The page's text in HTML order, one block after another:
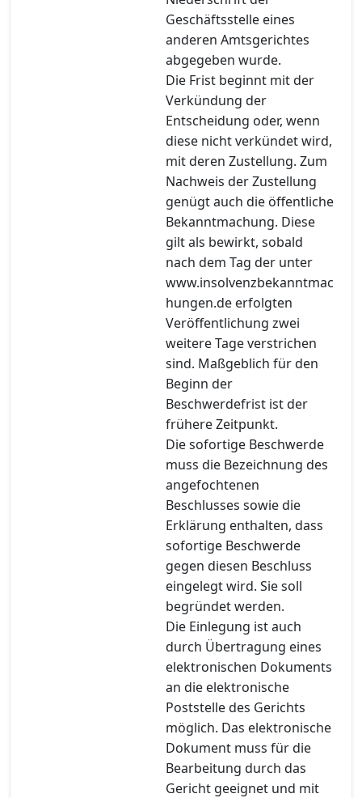
Geschäftsstelle eines
anderen Amtsgerichtes
abgegeben wurde.
Die Frist beginnt mit der
Verkündung der
Entscheidung oder, wenn
diese nicht verkündet wird,
mit deren Zustellung. Zum
Nachweis der Zustellung
genügt auch die öffentliche
Bekanntmachung. Diese
gilt als bewirkt, sobald
nach dem Tag der unter
www.insolvenzbekanntmac
hungen.de erfolgten
Veröffentlichung zwei
weitere Tage verstrichen
sind. Maßgeblich für den
Beginn der
Beschwerdefrist ist der
frühere Zeitpunkt.
Die sofortige Beschwerde
muss die Bezeichnung des
angefochtenen
Beschlusses sowie die
Erklärung enthalten, dass
sofortige Beschwerde
gegen diesen Beschluss
eingelegt wird. Sie soll
begründet werden.
Die Einlegung ist auch
durch Übertragung eines
elektronischen Dokuments
an die elektronische
Poststelle des Gerichts
möglich. Das elektronische
Dokument muss für die
Bearbeitung durch das
Gericht geeignet und mit